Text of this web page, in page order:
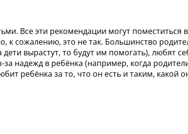
Все эти рекомендации могут поместиться
сожалению, это не так. Большинство
вырастут, то будут им помогать), любят
надежд в ребёнка (например, когда
ребёнка за то, что он есть и таким, какой